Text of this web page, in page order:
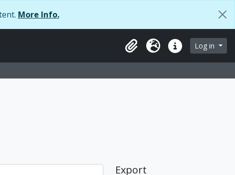
More Info.
ClipboardLanguageQuick linksLog in
Export